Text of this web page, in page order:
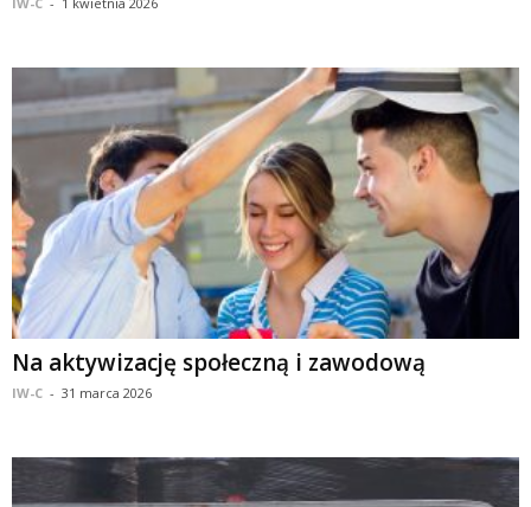
Na aktywizację społeczną i zawodową
IW-C - 31 marca 2026